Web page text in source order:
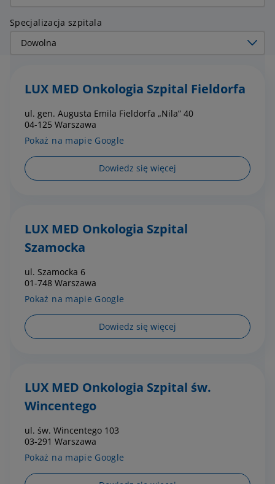
Specjalizacja szpitala
LUX MED Onkologia Szpital Fieldorfa
ul. gen. Augusta Emila Fieldorfa „Nila” 40
04-125 Warszawa
Pokaż na mapie Google
Dowiedz się więcej
LUX MED Onkologia Szpital
Szamocka
ul. Szamocka 6
01-748 Warszawa
Pokaż na mapie Google
Dowiedz się więcej
LUX MED Onkologia Szpital św.
Wincentego
ul. św. Wincentego 103
03-291 Warszawa
Pokaż na mapie Google